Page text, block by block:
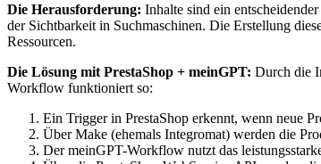
Die Herausforderung: Inhalte sind ein
der Sichtbarkeit in Suchmaschinen. Die Erstellung
Ressourcen.
Die Lösung mit PrestaShop + meinGPT: Durch die
Workflow funktioniert so:
Ein Trigger in PrestaShop erkennt, wenn neue
Über Make (ehemals Integromat) werden die
Der meinGPT-Workflow nutzt das